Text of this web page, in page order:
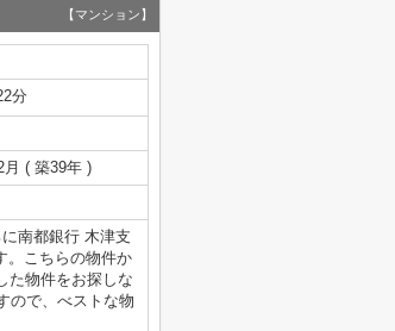
【マンション】
分
月 ( 築39年 )
南都銀行 木津支
。こちらの物件か
た物件をお探しな
ので、べストな物